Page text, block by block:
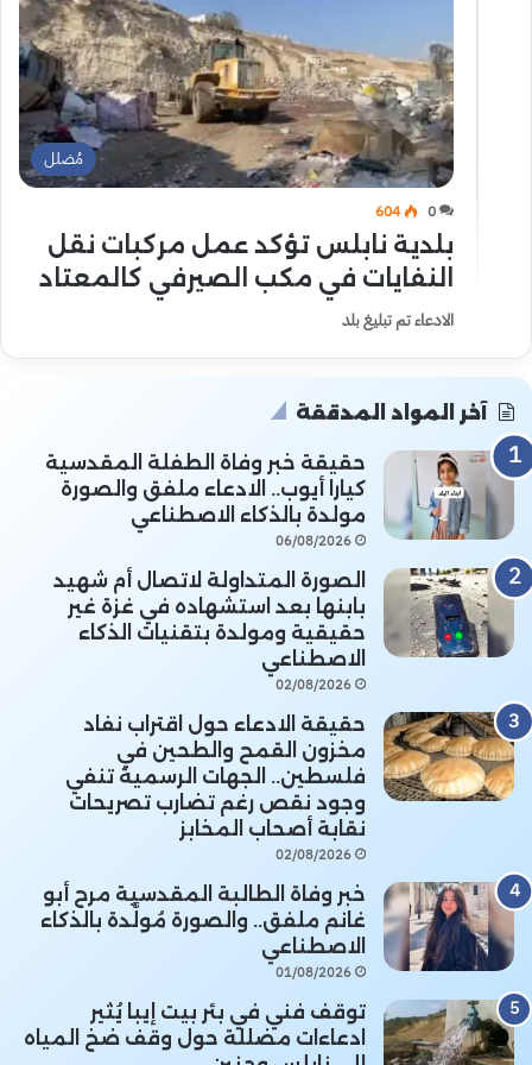
مُضلل
0
604
بلدية نابلس تؤكد عمل مركبات نقل
النفايات في مكب الصيرفي كالمعتاد
الادعاء تم تبليغ بلد
آخر المواد المدققة
حقيقة خبر وفاة الطفلة المقدسية
كيارا أيوب.. الادعاء ملفق والصورة
مولدة بالذكاء الاصطناعي
06/08/2026
الصورة المتداولة لاتصال أم شهيد
بابنها بعد استشهاده في غزة غير
حقيقية ومولدة بتقنيات الذكاء
الاصطناعي
02/08/2026
حقيقة الادعاء حول اقتراب نفاد
مخزون القمح والطحين في
فلسطين.. الجهات الرسمية تنفي
وجود نقص رغم تضارب تصريحات
نقابة أصحاب المخابز
02/08/2026
خبر وفاة الطالبة المقدسية مرح أبو
غانم ملفق.. والصورة مُولَّدة بالذكاء
الاصطناعي
01/08/2026
توقف فني في بئر بيت إيبا يُثير
ادعاءات مضللة حول وقف ضخ المياه